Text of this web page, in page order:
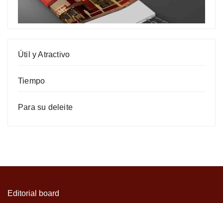
Útil y Atractivo
Tiempo
Para su deleite
Editorial board